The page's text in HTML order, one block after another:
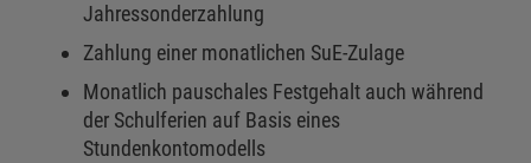
Jahressonderzahlung
Zahlung einer monatlichen SuE-Zulage
Monatlich pauschales Festgehalt auch während
der Schulferien auf Basis eines
Stundenkontomodells